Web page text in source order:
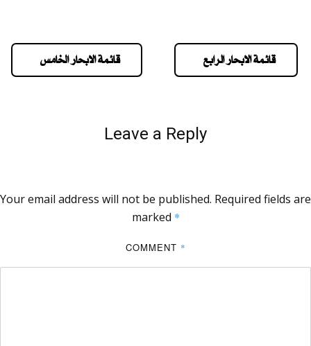
قائمة الابحار الخامس قائمة الابحار الرابع
Leave a Reply
Your email address will not be published. Required fields are
marked *
COMMENT *